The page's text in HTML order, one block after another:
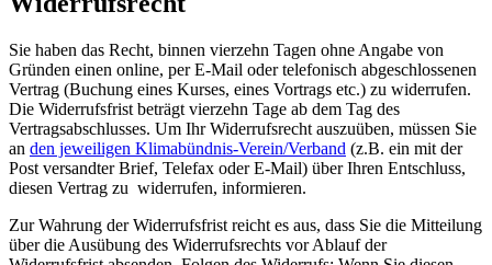
Sie haben das Recht, binnen vierzehn Tagen ohne Angabe von
Gründen einen online, per E-Mail oder telefonisch abgeschlossenen
Vertrag (Buchung eines Kurses, eines Vortrags etc.) zu widerrufen.
Die Widerrufsfrist beträgt vierzehn Tage ab dem Tag des
Vertragsabschlusses. Um Ihr Widerrufsrecht auszuüben, müssen Sie
an den jeweiligen Klimabündnis-Verein/Verband (z.B. ein mit der
Post versandter Brief, Telefax oder E-Mail) über Ihren Entschluss,
diesen Vertrag zu widerrufen, informieren.
Zur Wahrung der Widerrufsfrist reicht es aus, dass Sie die Mitteilung
über die Ausübung des Widerrufsrechts vor Ablauf der